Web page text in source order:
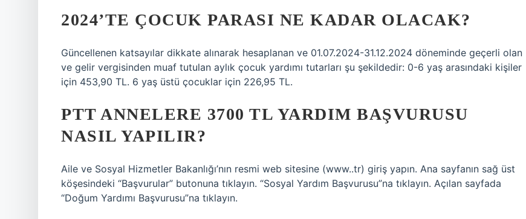
2024’TE ÇOCUK PARASI NE KADAR OLACAK?
Güncellenen katsayılar dikkate alınarak hesaplanan ve 01.07.2024-31.12.2024 döneminde geçerli olan
ve gelir vergisinden muaf tutulan aylık çocuk yardımı tutarları şu şekildedir: 0-6 yaş arasındaki kişiler
için 453,90 TL. 6 yaş üstü çocuklar için 226,95 TL.
PTT ANNELERE 3700 TL YARDIM BAŞVURUSU
NASIL YAPILIR?
Aile ve Sosyal Hizmetler Bakanlığı’nın resmi web sitesine (www..tr) giriş yapın. Ana sayfanın sağ üst
köşesindeki “Başvurular” butonuna tıklayın. “Sosyal Yardım Başvurusu”na tıklayın. Açılan sayfada
“Doğum Yardımı Başvurusu”na tıklayın.